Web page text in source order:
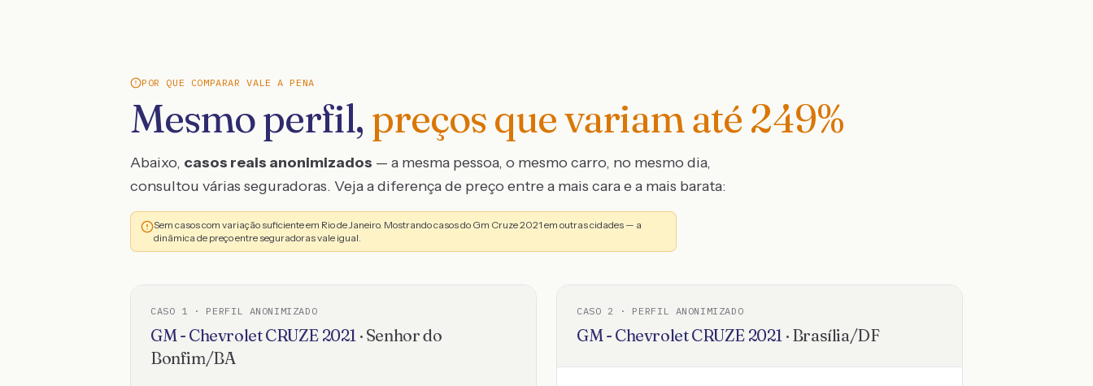
POR QUE COMPARAR VALE A PENA
Mesmo perfil, preços que variam até 249%
Abaixo, casos reais anonimizados — a mesma pessoa, o mesmo carro, no mesmo dia,
consultou várias seguradoras. Veja a diferença de preço entre a mais cara e a mais barata:
Sem casos com variação suficiente em Rio de Janeiro. Mostrando casos do Gm Cruze 2021 em outras cidades — a
dinâmica de preço entre seguradoras vale igual.
CASO 1 · PERFIL ANONIMIZADO
GM - ChevroletCRUZE 2021 · Senhor do
Bonfim/BA
CASO 2 · PERFIL ANONIMIZADO
GM - ChevroletCRUZE 2021 · Brasília/DF